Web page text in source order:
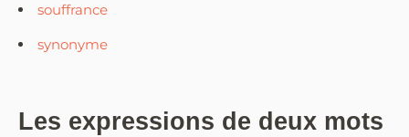
souffrance
synonyme
Les expressions de deux mots